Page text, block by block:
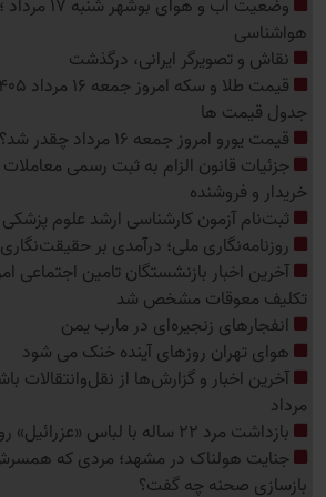
وضعیت آب و
هواشناسی
نقاش و تصویرگر ایرانی، درگذشت
جدول قیمت ها
قیمت یورو امروز جمعه 16 مرداد چقدر شد؟
جزئیات قانون الزام به ثبت رسمی معاملات
خریدار و فروشنده
ثبت‌نام‌ آزمون کارشناسی ارشد علوم پزشکی
روزنامه‌نگاری ملی؛ درآمدی بر حقیقت‌نگاری
تکلیف معوقات مشخص شد
انفجارهای زنجیره‌ای در مارب یمن
هوای تهران روزهای آینده خنک می شود
مرداد
بازداشت مرد 22 ساله با لباس «عزرائیل» روی پشت‌بام بیمارستان
جنایت هولناک در مشهد؛ مردی که
بازسازی صحنه چه گفت؟